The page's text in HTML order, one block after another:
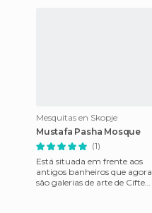
Mesquitas en Skopje
Mustafa Pasha Mosque
(1)
Está situada em frente aos
antigos banheiros que agora
são galerias de arte de Cifte